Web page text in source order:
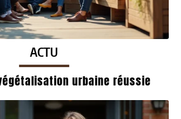
ACTU
urbaine réussie